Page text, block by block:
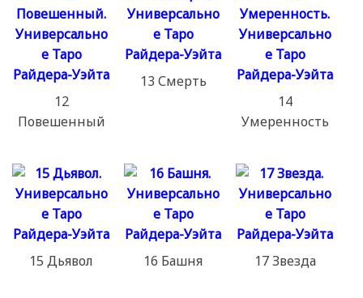
12
Повешенный
13 Смерть
14
Умеренность
15 Дьявол 16 Башня 17 Звезда